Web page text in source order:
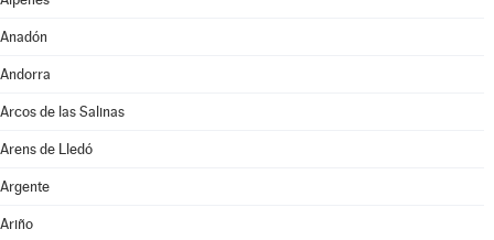
Anadón
Andorra
Arcos de las Salinas
Arens de Lledó
Argente
Ariño